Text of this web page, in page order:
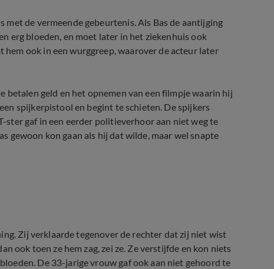
de vermeende gebeurtenis. Als Bas de aantijging
erg bloeden, en moet later in het ziekenhuis ook
ook in een wurggreep, waarover de acteur later
betalen geld en het opnemen van een filmpje waarin hij
spijkerpistool en begint te schieten. De spijkers
ster gaf in een eerder politieverhoor aan niet weg te
gewoon kon gaan als hij dat wilde, maar wel snapte
Zij verklaarde tegenover de rechter dat zij niet wist
ook toen ze hem zag, zei ze. Ze verstijfde en kon niets
De 33-jarige vrouw gaf ook aan niet gehoord te